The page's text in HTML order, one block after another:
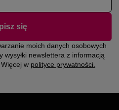
moich danych osobowych
wysyłki newslettera z informacją
w polityce prywatności.
się